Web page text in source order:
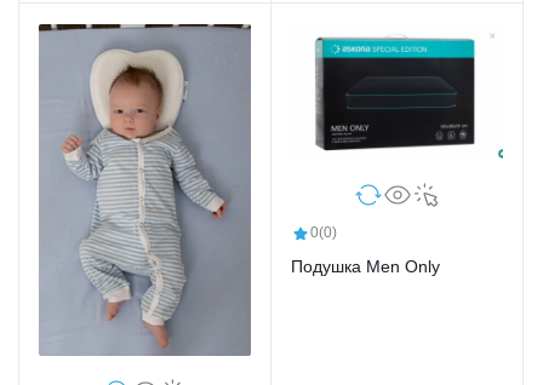
0(0)
Подушка Men Only